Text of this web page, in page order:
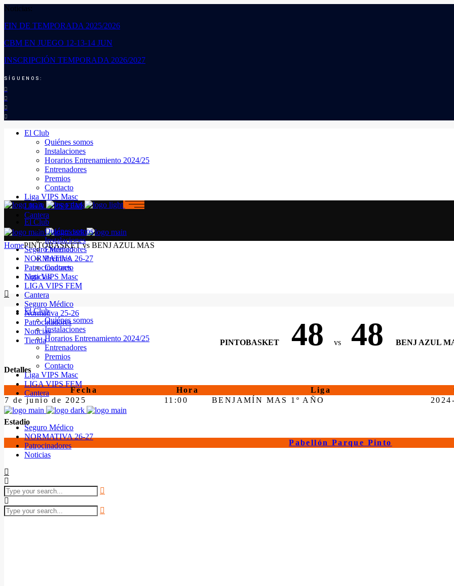
Noticias:
FIN DE TEMPORADA 2025/2026
CBM EN JUEGO 12-13-14 JUN
INSCRIPCIÓN TEMPORADA 2026/2027
SÍGUENOS:
El Club
Quiénes somos
Instalaciones
Horarios Entrenamiento 2024/25
Entrenadores
Premios
Contacto
Liga VIPS Masc
LIGA VIPS FEM
Cantera
Seguro Médico
NORMATIVA 26-27
Patrocinadores
Noticias
El Club
Quiénes somos
Instalaciones
Horarios Entrenamiento 2024/25
Entrenadores
Premios
Contacto
Liga VIPS Masc
LIGA VIPS FEM
Cantera
Seguro Médico
NORMATIVA 26-27
Patrocinadores
Noticias
El Club
Quiénes somos
Instalaciones
Entrenadores
Premios
Contacto
Liga VIPS Masc
LIGA VIPS FEM
Cantera
Seguro Médico
Normativa 25-26
Patrocinadores
Noticias
Tienda
HomePINTOBASKET vs BENJ AZUL MAS
PINTOBASKET 48 vs 48 BENJ AZUL
Detalles
Fecha Hora Liga
7 de junio de 2025
11:00 BENJAMÍN MAS 1º AÑO
Estadio
Pabellón Parque Pinto